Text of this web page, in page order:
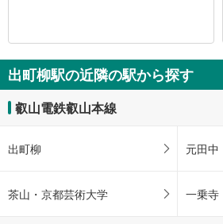
出町柳駅の近隣の駅から探す
叡山電鉄叡山本線
出町柳 元田中
茶山・京都芸術大学 一乗寺